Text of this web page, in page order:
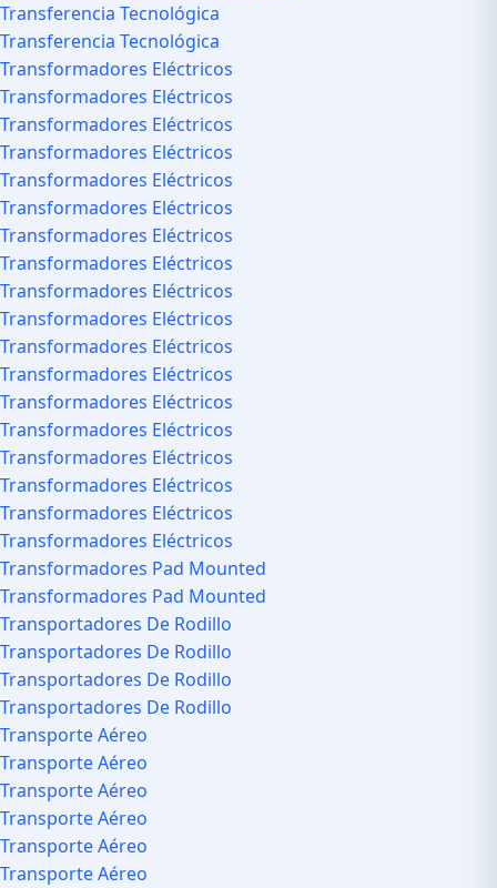
Transferencia Tecnológica
Transferencia Tecnológica
Transformadores Eléctricos
Transformadores Eléctricos
Transformadores Eléctricos
Transformadores Eléctricos
Transformadores Eléctricos
Transformadores Eléctricos
Transformadores Eléctricos
Transformadores Eléctricos
Transformadores Eléctricos
Transformadores Eléctricos
Transformadores Eléctricos
Transformadores Eléctricos
Transformadores Eléctricos
Transformadores Eléctricos
Transformadores Eléctricos
Transformadores Eléctricos
Transformadores Eléctricos
Transformadores Eléctricos
Transformadores Pad Mounted
Transformadores Pad Mounted
Transportadores De Rodillo
Transportadores De Rodillo
Transportadores De Rodillo
Transportadores De Rodillo
Transporte Aéreo
Transporte Aéreo
Transporte Aéreo
Transporte Aéreo
Transporte Aéreo
Transporte Aéreo